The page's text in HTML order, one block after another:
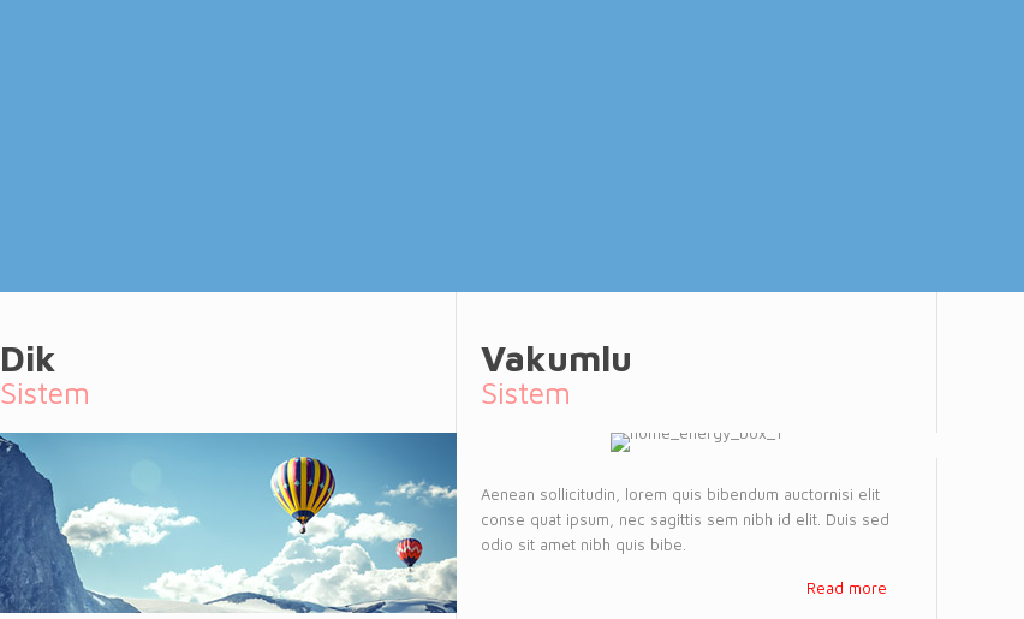
Dik
Sistem
Vakumlu
Sistem
Aenean sollicitudin, lorem quis bibendum auctornisi elit
conse quat ipsum, nec sagittis sem nibh id elit. Duis sed
odio sit amet nibh quis bibe.
Read more